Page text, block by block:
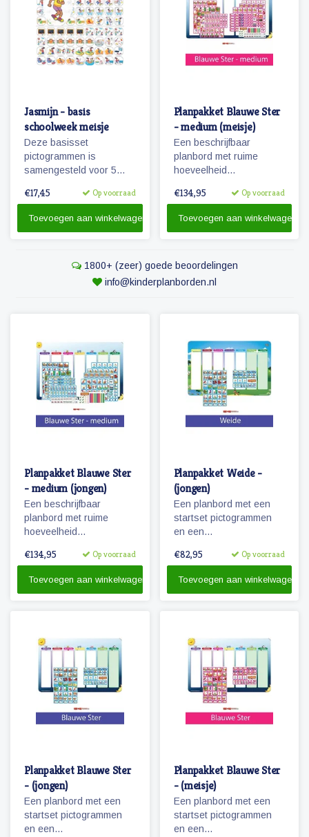
Jasmijn - basis
schoolweek meisje
Deze basisset
pictogrammen is
samengesteld voor 5
hoofdactiviteiten van /
schoolweek)
€17,45 Op voorraad
Toevoegen aan winkelwagen
Planpakket Blauwe Ster
- medium (meisje)
Een beschrijfbaar
planbord met ruime
hoeveelheid
pictogrammen voor een
Herkenbaarheid van de
€134,95 Op voorraad
Toevoegen aan winkelwagen
1800+ (zeer) goede beoordelingen
info@kinderplanborden.nl
Planpakket Blauwe Ster
- medium (jongen)
Een beschrijfbaar
planbord met ruime
hoeveelheid
pictogrammen voor een
Herkenbaarheid van de
€134,95 Op voorraad
Toevoegen aan winkelwagen
Planpakket Weide -
(jongen)
Een planbord met een
startset pictogrammen
en een
€82,95 Op voorraad
Toevoegen aan winkelwagen
Planpakket Blauwe Ster
- (jongen)
Een planbord met een
startset pictogrammen
en een
Planpakket Blauwe Ster
- (meisje)
Een planbord met een
startset pictogrammen
en een